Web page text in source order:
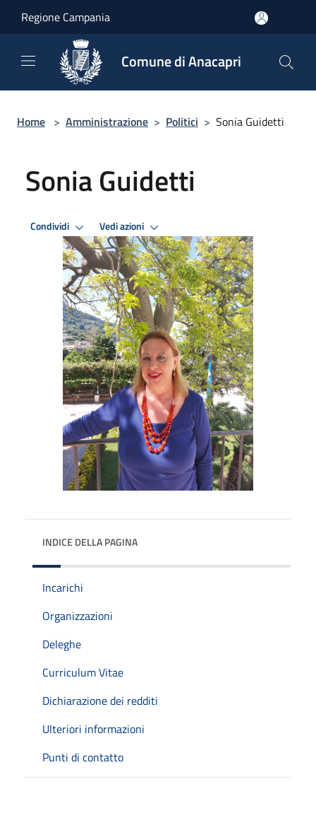
Regione Campania
Comune di Anacapri
Home > Amministrazione > Politici > Sonia Guidetti
Sonia Guidetti
Condividi Vedi azioni
INDICE DELLA PAGINA
Incarichi
Organizzazioni
Deleghe
Curriculum Vitae
Dichiarazione dei redditi
Ulteriori informazioni
Punti di contatto